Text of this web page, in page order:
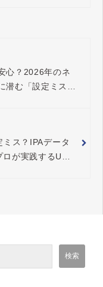
心？2026年のネ
潜む「設定ミス」
ス？IPAデータ
が実践するUTM